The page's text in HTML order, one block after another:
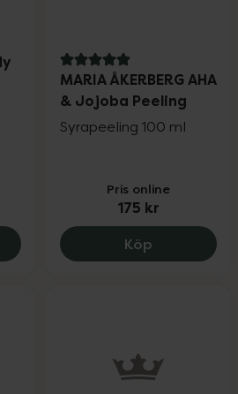
Pharma Body Wash, 99 kr.
5 av 5 i omdöme
MARIA ÅKERBERG AHA
& Jojoba Peeling
Syrapeeling 100 ml
Pris online
175 kr
Köp MARIA